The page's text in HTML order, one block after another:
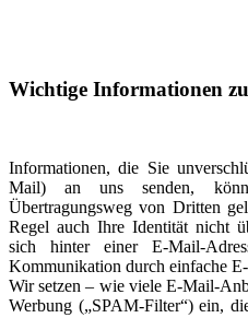
Wichtige Informationen
Informationen, die Sie
Mail) an uns senden,
Übertragungsweg von Dritten
Regel auch Ihre Identität nicht
sich hinter einer E-Mail-
Kommunikation durch einfache
Wir setzen – wie viele E-Mail-
Werbung („SPAM-Filter“) ein,